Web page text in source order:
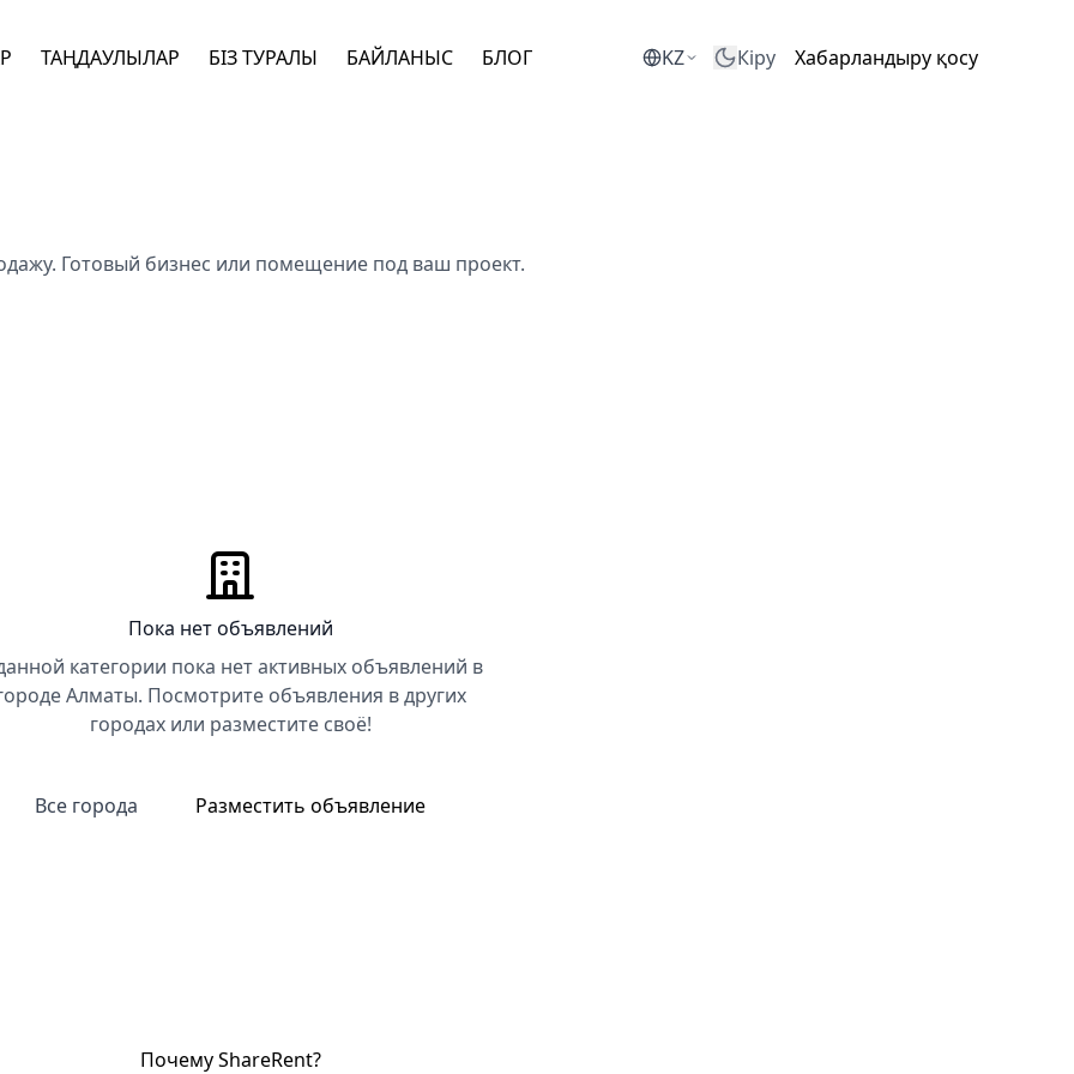
ТАҢДАУЛЫЛАР БІЗ ТУРАЛЫ БАЙЛАНЫС БЛОГ KZ Кіру Хабарландыру қосу
Готовый бизнес или помещение под ваш проект.
Пока нет объявлений
категории пока нет активных объявлений в
Алматы. Посмотрите объявления в других
городах или разместите своё!
Все города Разместить объявление
Почему ShareRent?